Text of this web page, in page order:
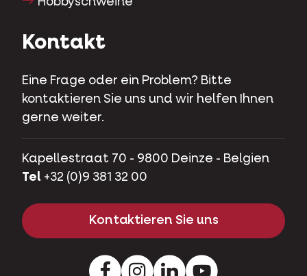
Kontakt
Eine Frage oder ein Problem? Bitte
kontaktieren Sie uns und wir helfen Ihnen
gerne weiter.
Kapellestraat 70 - 9800 Deinze - Belgien
Tel +32 (0)9 381 32 00
Kontaktieren Sie uns
FacebookInstagramLinkedInYoutube